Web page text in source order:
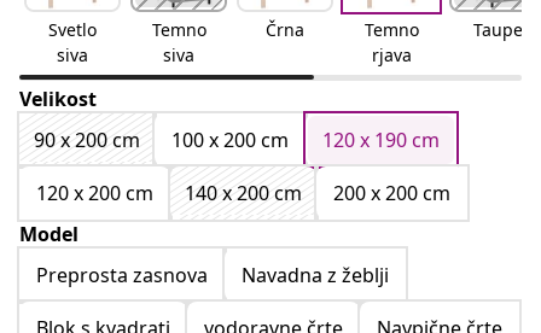
Svetlo
siva
Temno
siva
Črna
Temno
rjava
Taupe
Velikost
90 x 200 cm
100 x 200 cm
120 x 190 cm
120 x 200 cm
140 x 200 cm
200 x 200 cm
Model
Preprosta zasnova
Navadna z žeblji